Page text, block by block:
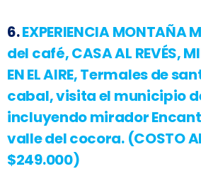
6.EXPERIENCIA MONTAÑA
del café, CASA AL REVÉS,
EN EL AIRE, Termales de
cabal, visita el municipio
incluyendo mirador
valle del cocora. (COSTO
$249.000)